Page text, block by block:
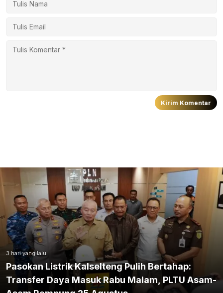
3 hari yang lalu
Pasokan Listrik Kalselteng Pulih Bertahap:
Transfer Daya Masuk Rabu Malam, PLTU Asam-